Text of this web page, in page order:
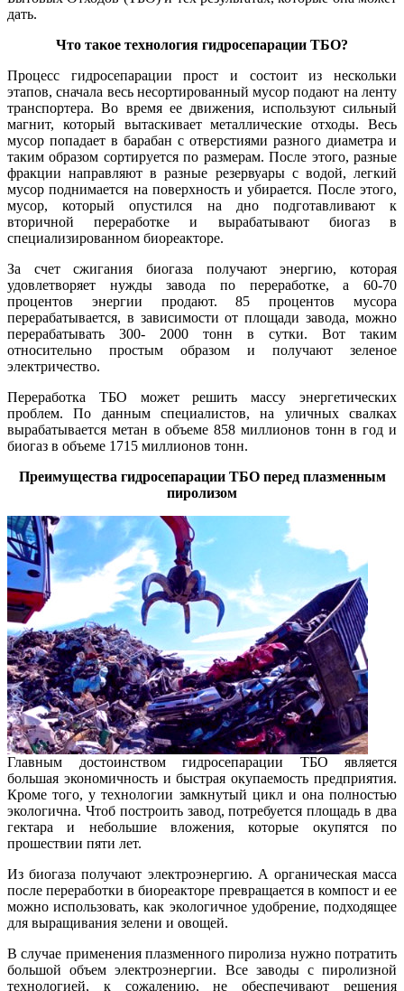
дать.
Что такое технология гидросепарации ТБО?
Процесс гидросепарации прост и состоит из нескольки
этапов, сначала весь несортированный мусор подают на ленту
транспортера. Во время ее движения, используют сильный
магнит, который вытаскивает металлические отходы. Весь
мусор попадает в барабан с отверстиями разного диаметра и
таким образом сортируется по размерам. После этого, разные
фракции направляют в разные резервуары с водой, легкий
мусор поднимается на поверхность и убирается. После этого,
мусор, который опустился на дно подготавливают к
вторичной переработке и вырабатывают биогаз в
специализированном биореакторе.
За счет сжигания биогаза получают энергию, которая
удовлетворяет нужды завода по переработке, а 60-70
процентов энергии продают. 85 процентов мусора
перерабатывается, в зависимости от площади завода, можно
перерабатывать 300- 2000 тонн в сутки. Вот таким
относительно простым образом и получают зеленое
электричество.
Переработка ТБО может решить массу энергетических
проблем. По данным специалистов, на уличных свалках
вырабатывается метан в объеме 858 миллионов тонн в год и
биогаз в объеме 1715 миллионов тонн.
Преимущества гидросепарации ТБО перед плазменным
пиролизом
Главным достоинством гидросепарации ТБО является
большая экономичность и быстрая окупаемость предприятия.
Кроме того, у технологии замкнутый цикл и она полностью
экологична. Чтоб построить завод, потребуется площадь в два
гектара и небольшие вложения, которые окупятся по
прошествии пяти лет.
Из биогаза получают электроэнергию. А органическая масса
после переработки в биореакторе превращается в компост и ее
можно использовать, как экологичное удобрение, подходящее
для выращивания зелени и овощей.
В случае применения плазменного пиролиза нужно потратить
большой объем электроэнергии. Все заводы с пиролизной
технологией, к сожалению, не обеспечивают решения